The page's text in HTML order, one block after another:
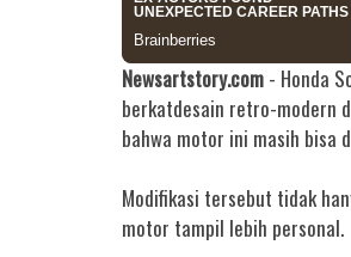
Newsartstory.com - Honda
berkatdesain retro-modern
bahwa motor ini masih bisa
Modifikasi tersebut tidak
motor tampil lebih personal.